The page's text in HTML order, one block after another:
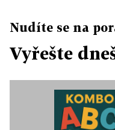
kostní dřeně
M/45 Uherské
Nudíte se na
Vyřešte